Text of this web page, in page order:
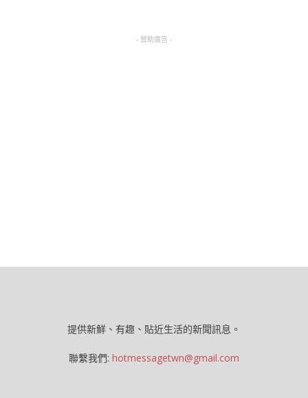
- 贊助廣告 -
提供新鮮、有趣、貼近生活的新聞訊息。
聯繫我們: hotmessagetwn@gmail.com